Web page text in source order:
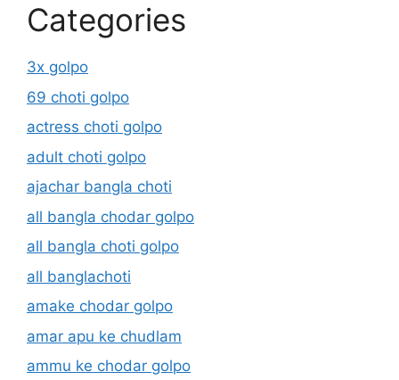
Categories
3x golpo
69 choti golpo
actress choti golpo
adult choti golpo
ajachar bangla choti
all bangla chodar golpo
all bangla choti golpo
all banglachoti
amake chodar golpo
amar apu ke chudlam
ammu ke chodar golpo